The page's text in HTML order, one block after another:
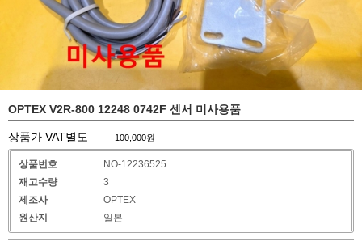
OPTEX V2R-800 12248 0742F 센서 미사용품
상품가 VAT별도 100,000원
상품번호
NO-12236525
재고수량
3
제조사
OPTEX
원산지
일본